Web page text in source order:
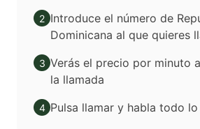
2 Introduce el número de
Dominicana al que quieres
3 Verás el precio por minuto
la llamada
4 Pulsa llamar y habla todo